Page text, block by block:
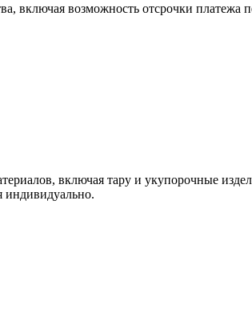
включая возможность отсрочки платежа
включая тару и укупорочные
индивидуально.